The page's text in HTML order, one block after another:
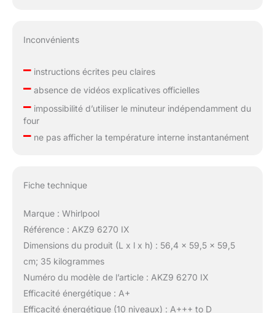
Inconvénients
–instructions écrites peu claires
–absence de vidéos explicatives officielles
–impossibilité d’utiliser le minuteur indépendamment du
four
–ne pas afficher la température interne instantanément
Fiche technique
Marque : Whirlpool
Référence : AKZ9 6270 IX
Dimensions du produit (L x l x h) : 56,4 x 59,5 x 59,5
cm; 35 kilogrammes
Numéro du modèle de l’article : AKZ9 6270 IX
Efficacité énergétique : A+
Efficacité énergétique (10 niveaux) : A+++ to D